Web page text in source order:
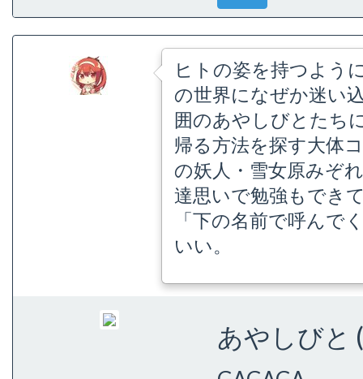
ヒトの姿を持つよう
の世界になぜか迷い
囲のあやしびとたち
帰る方法を探す大体
の妖人・雪女原みぞ
達思いで勉強もでき
「下の名前で呼ん
いい。
あやしびと